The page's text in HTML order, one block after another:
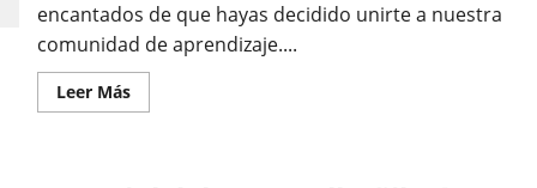
encantados de que hayas decidido unirte a nuestra
comunidad de aprendizaje....
Leer MásLeer
más